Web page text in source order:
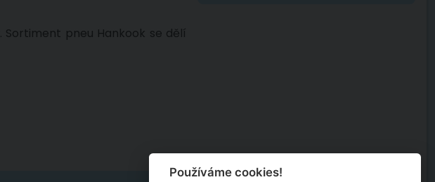
. Sortiment pneu Hankook se dělí
Používáme cookies!